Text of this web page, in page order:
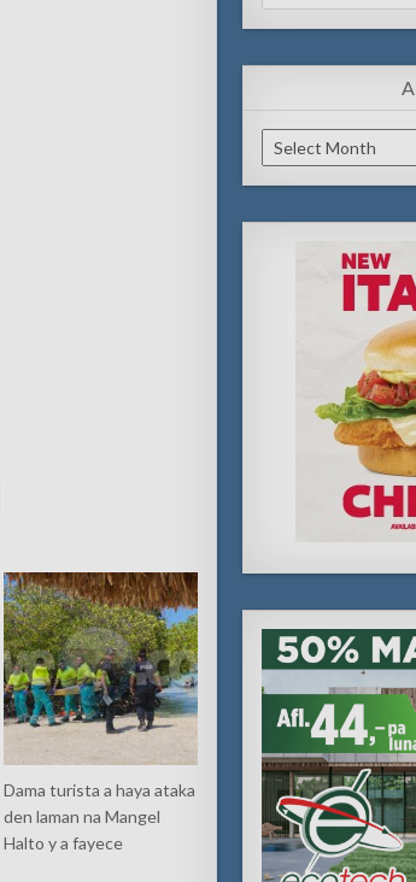
Dama turista a haya ataka
den laman na Mangel
Halto y a fayece
for:
Archivo